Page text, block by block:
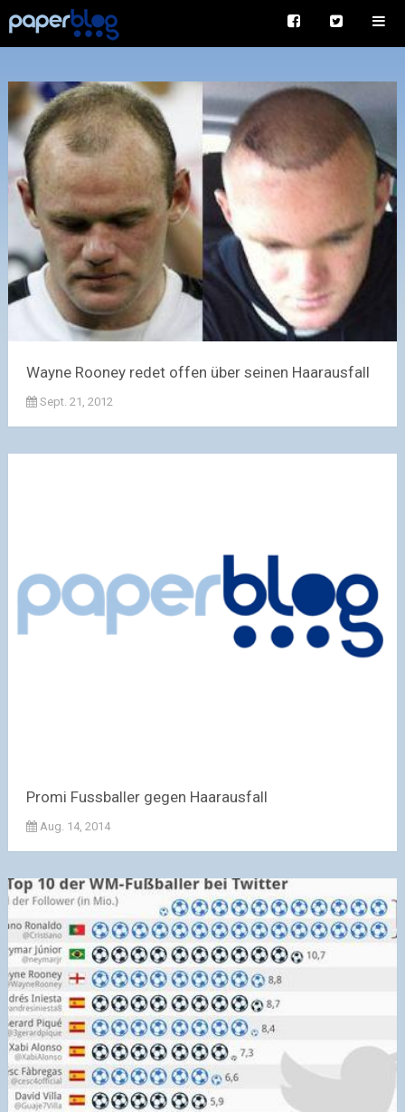
Wayne Rooney redet offen über seinen Haarausfall
Sept. 21, 2012
Promi Fussballer gegen Haarausfall
Aug. 14, 2014